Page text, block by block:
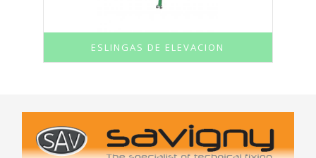
ESLINGAS DE ELEVACION